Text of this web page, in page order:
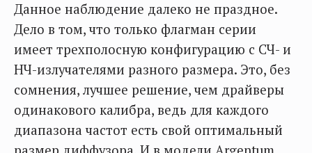
Данное наблюдение далеко не праздное.
Дело в том, что только флагман серии
имеет трехполосную конфигурацию с СЧ- и
НЧ-излучателями разного размера. Это, без
сомнения, лучшее решение, чем драйверы
одинакового калибра, ведь для каждого
диапазона частот есть свой оптимальный